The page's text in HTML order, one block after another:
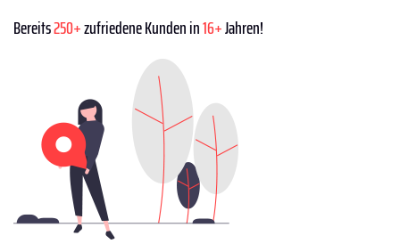
Bereits250+zufriedene Kunden in16+Jahren!